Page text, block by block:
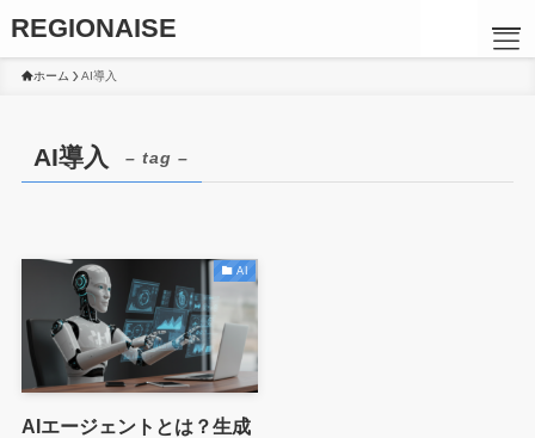
REGIONAISE
ホーム AI導入
AI導入 – tag –
AI
AIエージェントとは？生成